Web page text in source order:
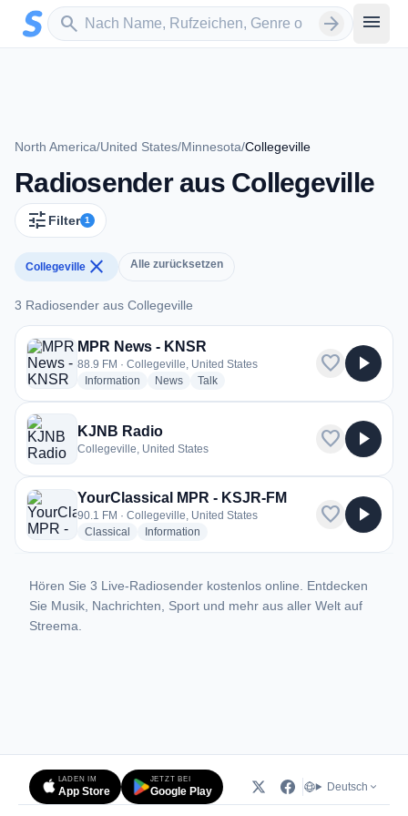
Zum Hauptinhalt springen
search
Sender suchen arrow_forward menu
North America/United States/Minnesota/Collegeville
Radiosender aus Collegeville
tune Filter 1
Collegeville close Alle zurücksetzen
3 Radiosender aus Collegeville
3 Radiosender aus Collegeville
MPR News - KNSR
88.9 FM · Collegeville, United States
Information radio stations
Newsradio stations
Talkradio stations
favorite play_arrow
KJNB Radio
Collegeville, United States favorite play_arrow
YourClassical MPR - KSJR-FM
90.1 FM · Collegeville, United States
Classical
radio stations
Information
favorite play_arrow
Hören Sie 3 Live-Radiosender kostenlos online. Entdecken
Sie Musik, Nachrichten, Sport und mehr aus aller Welt auf
Streema.
LADEN IM
App Store
JETZT BEI
Google Play Deutsch